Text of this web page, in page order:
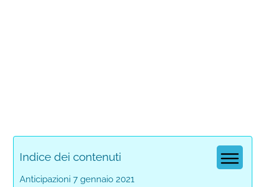
Indice dei contenuti
Anticipazioni 7 gennaio 2021